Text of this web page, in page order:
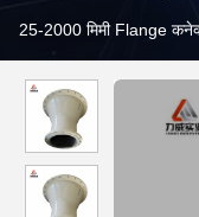
25-2000 मिमी Flange